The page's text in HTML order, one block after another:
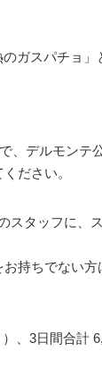
のガスパチョ
、デルモン
ださい。
スタッフに、
持ちでない方
、3日間合計